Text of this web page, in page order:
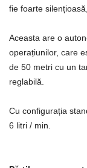
fie foarte
Aceasta are o
operațiunilor, care
de 50 metri cu un
reglabilă.
Cu configurația
6 litri / min.